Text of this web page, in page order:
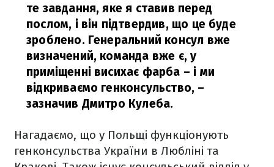
те завдання, яке я ставив перед
послом, і він підтвердив, що це буде
зроблено. Генеральний консул вже
визначений, команда вже є, у
приміщенні висихає фарба – і ми
відкриваємо генконсульство, –
зазначив Дмитро Кулеба.
Нагадаємо, що у Польщі функціонують
генконсульства України в Любліні та